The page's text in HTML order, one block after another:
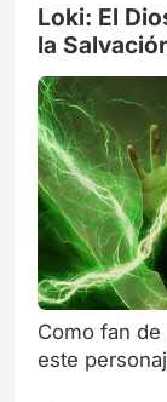
Loki: El
la
Como fan
este